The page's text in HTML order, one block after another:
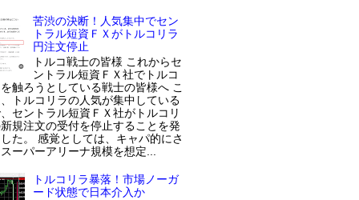
苦渋の決断！人気集中でセン
トラル短資ＦＸがトルコリラ
円注文停止
トルコ戦士の皆様 これからセ
ントラル短資ＦＸ社でトルコ
触ろうとしている戦士の皆様へ こ
トルコリラの人気が集中している
セントラル短資ＦＸ社がトルコリ
規注文の受付を停止することを発
た。 感覚としては、キャパ的にさ
ーパーアリーナ規模を想定...
トルコリラ暴落！市場ノーガ
ード状態で日本介入か